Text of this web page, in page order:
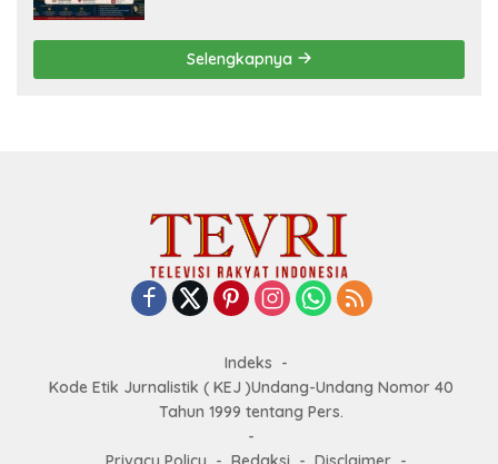
Selengkapnya
Indeks
Kode Etik Jurnalistik ( KEJ )Undang-Undang Nomor 40
Tahun 1999 tentang Pers.